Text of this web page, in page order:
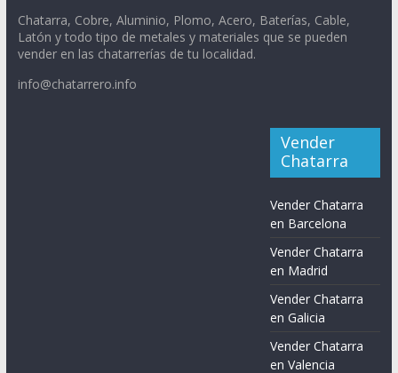
Chatarra, Cobre, Aluminio, Plomo, Acero, Baterías, Cable,
Latón y todo tipo de metales y materiales que se pueden
vender en las chatarrerías de tu localidad.
info@chatarrero.info
Vender
Chatarra
Vender Chatarra
en Barcelona
Vender Chatarra
en Madrid
Vender Chatarra
en Galicia
Vender Chatarra
en Valencia